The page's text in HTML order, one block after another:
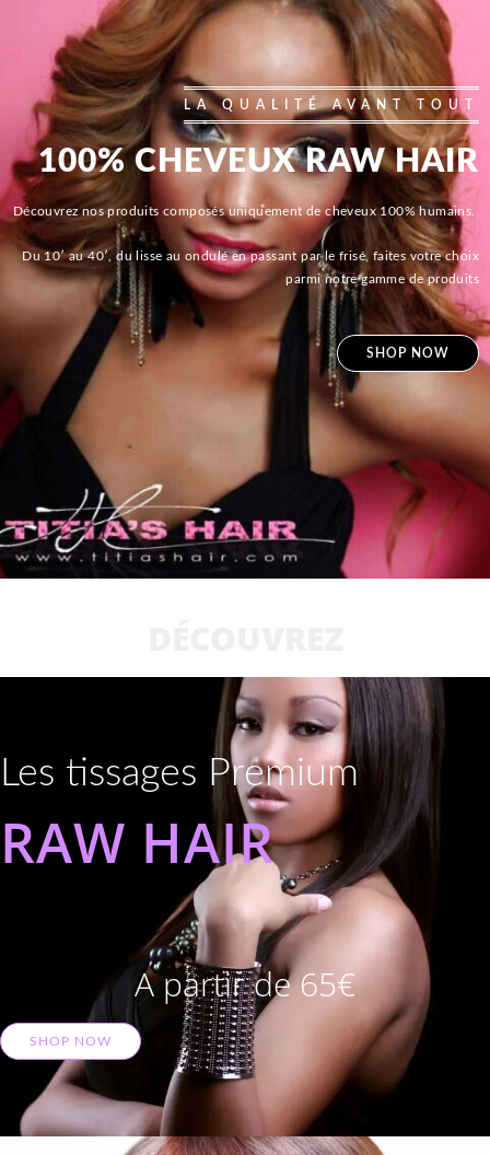
LA QUALITÉ AVANT TOUT
100% CHEVEUX RAW HAIR
Découvrez nos produits composés uniquement de cheveux 100% humains.
Du 10′ au 40′, du lisse au ondulé en passant par le frisé, faites votre choix
parmi notre gamme de produits
SHOP NOW
Les tissages Premium
RAW HAIR
A partir de 65€
SHOP NOW